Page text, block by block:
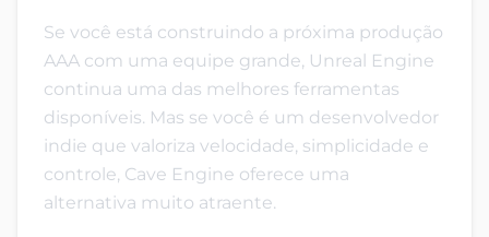
Se você está construindo a próxima produção
AAA com uma equipe grande, Unreal Engine
continua uma das melhores ferramentas
disponíveis. Mas se você é um desenvolvedor
indie que valoriza velocidade, simplicidade e
controle, Cave Engine oferece uma
alternativa muito atraente.